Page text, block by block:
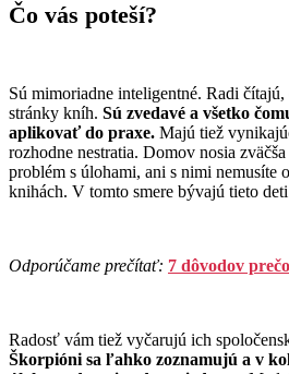
Čo vás poteší?
Sú mimoriadne inteligentné. Radi
stránky kníh. Sú zvedavé a všetko
aplikovať do praxe. Majú tiež
rozhodne nestratia. Domov nosia
problém s úlohami, ani s nimi nemusíte
knihách. V tomto smere bývajú tieto deti
Odporúčame prečítať: 7 dôvodov
Radosť vám tiež vyčarujú ich
Škorpióni sa ľahko zoznamujú a v